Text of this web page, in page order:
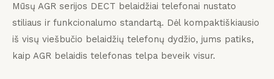
Mūsų AGR serijos DECT belaidžiai telefonai nustato
stiliaus ir funkcionalumo standartą. Dėl kompaktiškiausio
iš visų viešbučio belaidžių telefonų dydžio, jums patiks,
kaip AGR belaidis telefonas telpa beveik visur.